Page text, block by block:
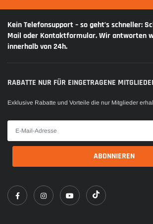
Kein Telefonsupport – so geht’s schneller:
Mail oder Kontaktformular. Wir antworten
innerhalb von 24h.
RABATTE NUR FÜR EINGETRAGENE
Exklusive Rabatte und Vorteile die nur Mitglieder